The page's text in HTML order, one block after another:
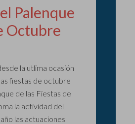
Palenque
Octubre
la utlima ocasión
fiestas de octubre
de las Fiestas de
la actividad del
las actuaciones